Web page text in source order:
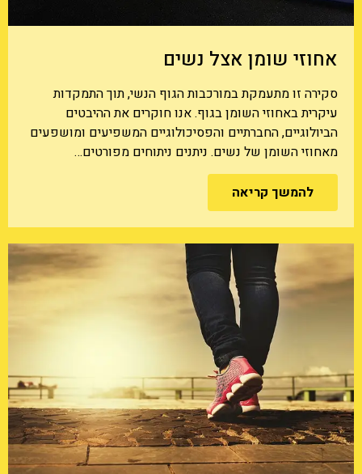
אחוזי שומן אצל נשים
סקירה זו מתעמקת במורכבות הגוף הנשי, תוך התמקדות
עיקרית באחוזי השומן בגוף. אנו חוקרים את ההיבטים
הביולוגיים, החברתיים והפסיכולוגיים המשפיעים ומושפעים
מאחוזי השומן של נשים. ניתנים ניתוחים מפורטים…
להמשך קריאה